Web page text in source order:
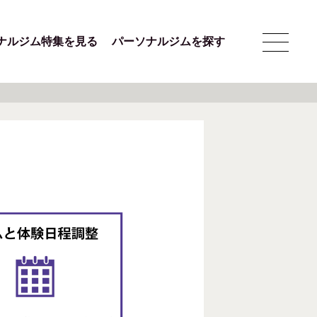
ルジム特集を見る パーソナルジムを探す